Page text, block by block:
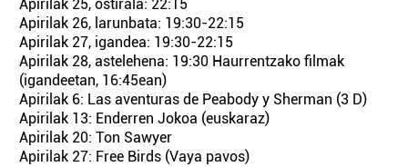
Apirilak 25, ostirala: 22:15
Apirilak 26, larunbata: 19:30-22:15
Apirilak 27, igandea: 19:30-22:15
Apirilak 28, astelehena: 19:30 Haurrentzako filmak
(igandeetan, 16:45ean)
Apirilak 6: Las aventuras de Peabody y Sherman (3 D)
Apirilak 13: Enderren Jokoa (euskaraz)
Apirilak 20: Ton Sawyer
Apirilak 27: Free Birds (Vaya pavos)